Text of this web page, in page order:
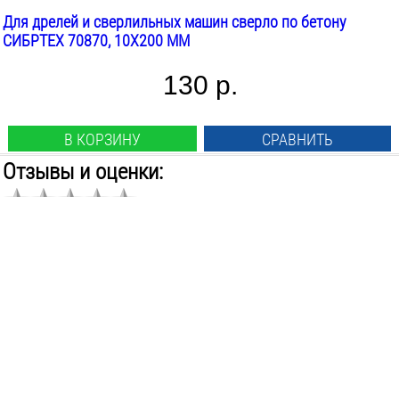
Для дрелей и сверлильных машин сверло по бетону
СИБРТЕХ 70870, 10Х200 ММ
130 р.
В КОРЗИНУ СРАВНИТЬ
Отзывы и оценки: